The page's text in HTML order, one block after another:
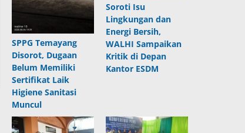
SPPG Temayang
Disorot, Dugaan
Belum Memiliki
Sertifikat Laik
Higiene Sanitasi
Muncul
Soroti Isu
Lingkungan dan
Energi Bersih,
WALHI Sampaikan
Kritik di Depan
Kantor ESDM